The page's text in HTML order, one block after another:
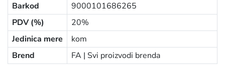
Barkod
9000101686265
PDV (%)
20%
Jedinica mere
kom
Brend
FA | Svi proizvodi brenda